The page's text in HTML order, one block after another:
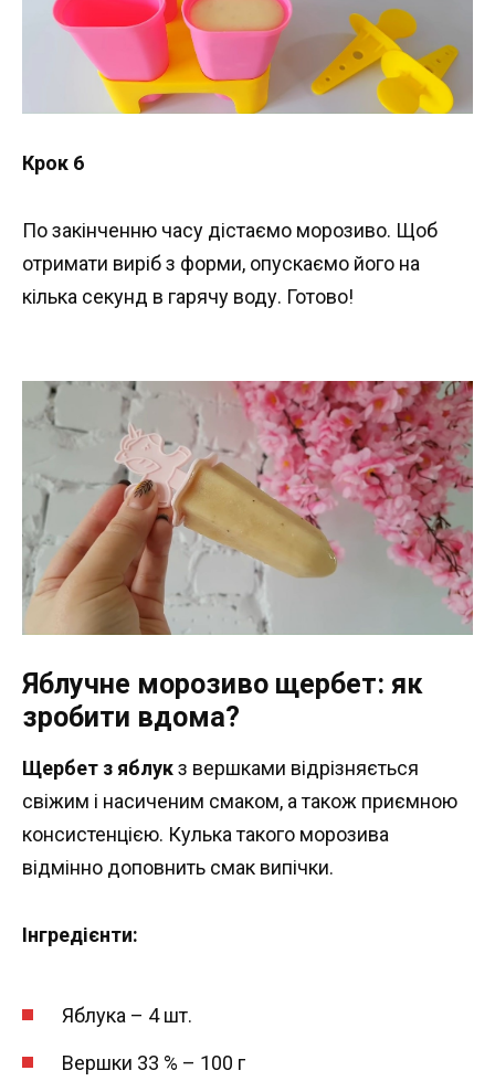
Крок 6
По закінченню часу дістаємо морозиво. Щоб
отримати виріб з форми, опускаємо його на
кілька секунд в гарячу воду. Готово!
Яблучне морозиво щербет: як
зробити вдома?
Щербет з яблукз вершками відрізняється
свіжим і насиченим смаком, а також приємною
консистенцією. Кулька такого морозива
відмінно доповнить смак випічки.
Інгредієнти:
Яблука – 4 шт.
Вершки 33 % – 100 г